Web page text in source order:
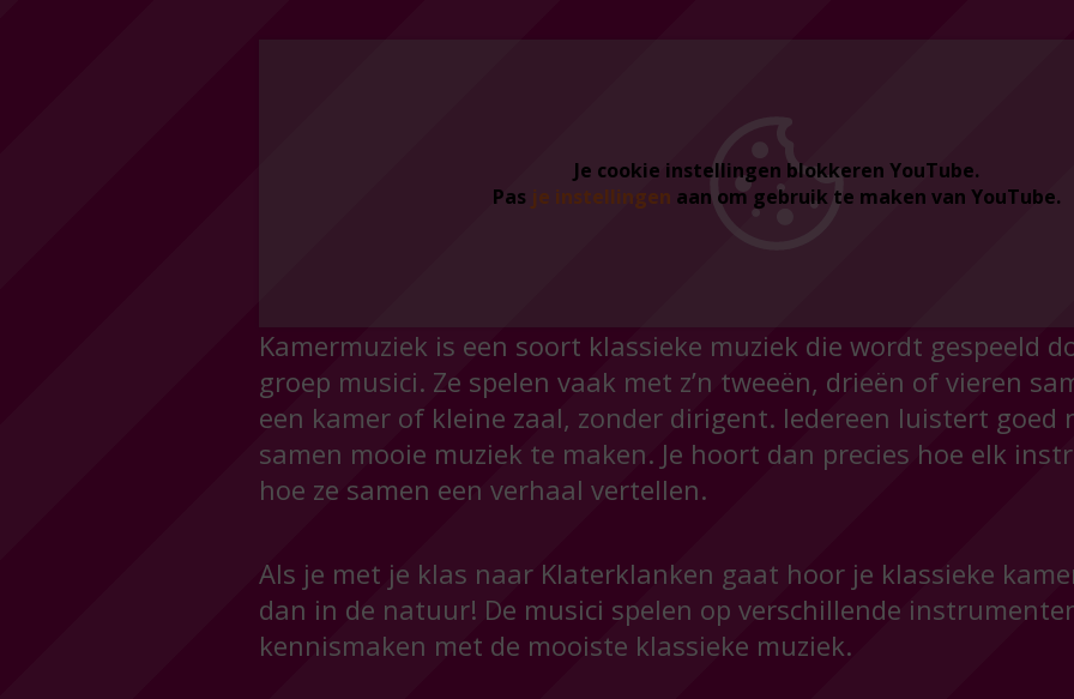
Je cookie instellingen blokkeren YouTube.
Pas je instellingen aan om gebruik te maken van YouTube.
Kamermuziek is een soort klassieke muziek die wordt gespeeld
groep musici. Ze spelen vaak met z’n tweeën, drieën of vieren
een kamer of kleine zaal, zonder dirigent. Iedereen luistert goed
samen mooie muziek te maken. Je hoort dan precies hoe elk
hoe ze samen een verhaal vertellen.
Als je met je klas naar Klaterklanken gaat hoor je klassieke
dan in de natuur! De musici spelen op verschillende
kennismaken met de mooiste klassieke muziek.